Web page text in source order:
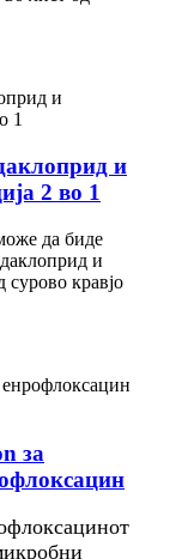
и
2 во 1
да биде
и
кравјо
за